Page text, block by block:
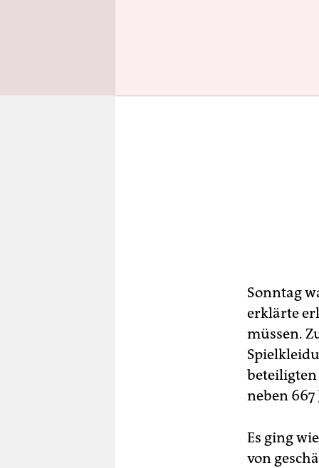
Sonntag
erklärte
müssen.
beteiligten
neben
Es ging
von